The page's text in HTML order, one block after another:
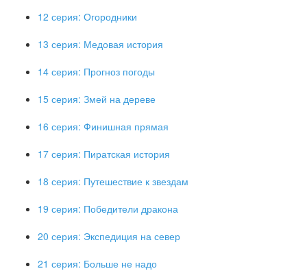
12 серия: Огородники
13 серия: Медовая история
14 серия: Прогноз погоды
15 серия: Змей на дереве
16 серия: Финишная прямая
17 серия: Пиратская история
18 серия: Путешествие к звездам
19 серия: Победители дракона
20 серия: Экспедиция на север
21 серия: Больше не надо